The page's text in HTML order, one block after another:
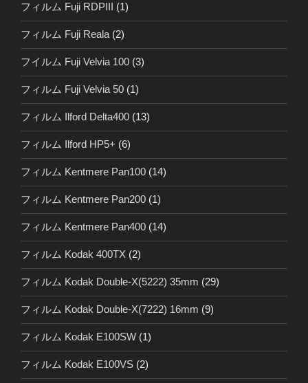
フィルム Fuji RDPIII (1)
フィルム Fuji Reala (2)
フイルム Fuji Velvia 100 (3)
フィルム Fuji Velvia 50 (1)
フィルム Ilford Delta400 (13)
フィルム Ilford HP5+ (6)
フィルム Kentmere Pan100 (14)
フィルム Kentmere Pan200 (1)
フィルム Kentmere Pan400 (14)
フィルム Kodak 400TX (2)
フィルム Kodak Double-X(5222) 35mm (29)
フィルム Kodak Double-X(7222) 16mm (9)
フィルム Kodak E100SW (1)
フィルム Kodak E100VS (2)